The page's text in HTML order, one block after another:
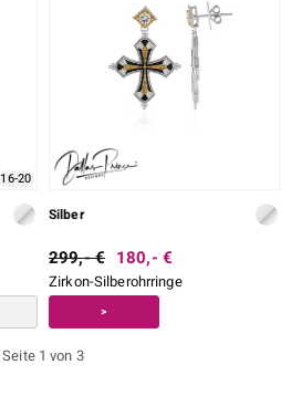
16-20
Silber
299,- € 180,- €
Zirkon-Silberohrringe
>
Seite 1 von 3